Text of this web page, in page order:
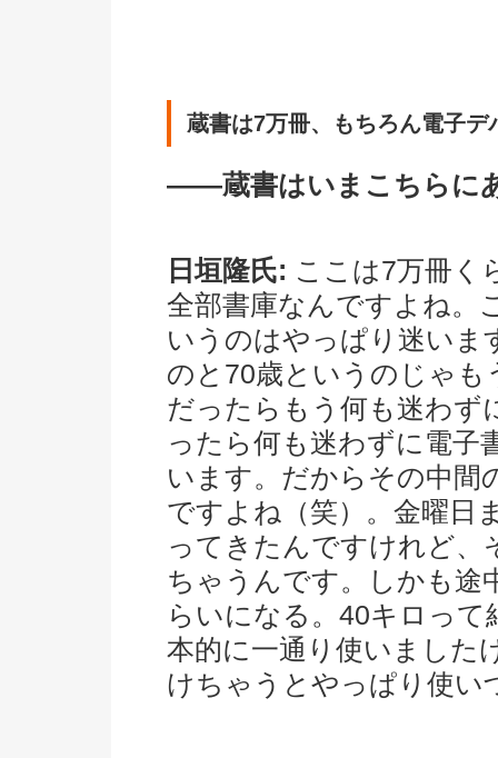
蔵書は7万冊、もちろん電子デ
――蔵書はいまこちらに
日垣隆氏: ここは7万冊く
全部書庫なんですよね。
いうのはやっぱり迷いま
のと70歳というのじゃも
だったらもう何も迷わず
ったら何も迷わずに電子
います。だからその中間
ですよね（笑）。金曜日
ってきたんですけれど、
ちゃうんです。しかも途
らいになる。40キロっ
本的に一通り使いました
けちゃうとやっぱり使い